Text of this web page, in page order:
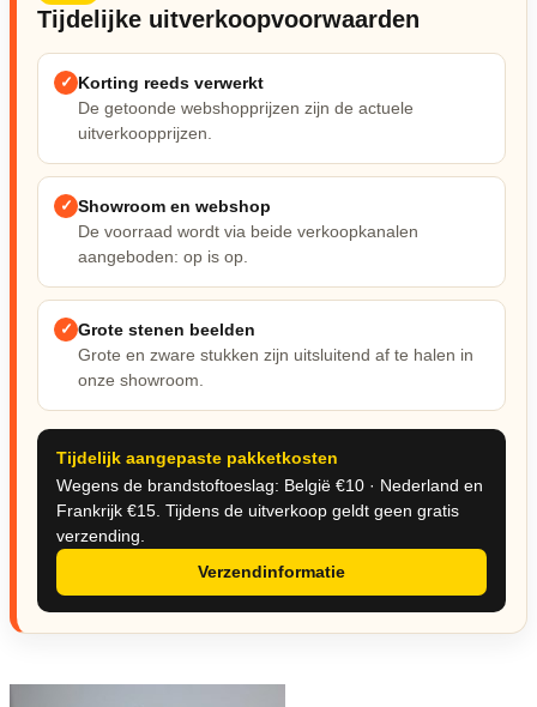
Spiritueel & Ritueel
Nieuw & verwacht
Veilingen / Opbod
Tijdelijke uitverkoopvoorwaarden
✓ Korting reeds verwerkt
De getoonde webshopprijzen zijn de actuele
uitverkoopprijzen.
✓ Showroom en webshop
De voorraad wordt via beide verkoopkanalen
aangeboden: op is op.
✓ Grote stenen beelden
Grote en zware stukken zijn uitsluitend af te halen in
onze showroom.
Tijdelijk aangepaste pakketkosten
Wegens de brandstoftoeslag: België €10 · Nederland en
Frankrijk €15. Tijdens de uitverkoop geldt geen gratis
verzending.
Verzendinformatie